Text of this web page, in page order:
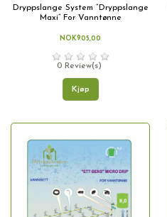
Dryppslange System “Dryppslange
Maxi” For Vanntønne
NOK905,00
0 Review(s)
Kjøp